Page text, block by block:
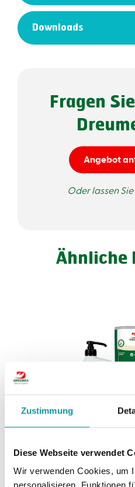
Zustimmung
Diese Webseite verwendet
Wir verwenden Cookies, um
personalisieren, Funktionen
Downloads
Fragen
Angebot
Oder lassen
Ähnliche
Dreumex